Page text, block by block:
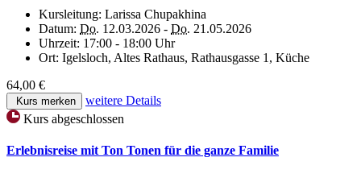
Kursleitung: Larissa Chupakhina
Datum: Do. 12.03.2026 - Do. 21.05.2026
Uhrzeit: 17:00 - 18:00 Uhr
Ort: Igelsloch, Altes Rathaus, Rathausgasse 1, Küche
64,00 €
Kurs merken
weitere Details
Kurs abgeschlossen
Erlebnisreise mit Ton Tonen für die ganze Familie